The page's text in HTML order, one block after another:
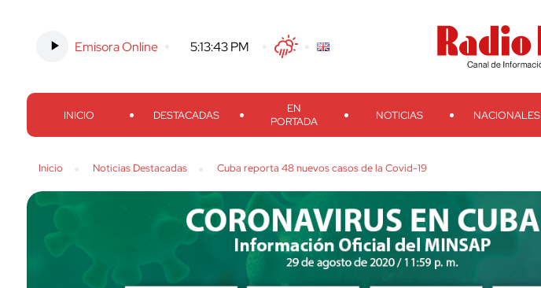
Emisora Online 5:13:44 PM TwitterFacebook
Threads
Instagram TelegramTeveo Ivoox RSS
INICIO DESTACADAS
EN
PORTADA
NOTICIAS NACIONALES
Inicio Noticias Destacadas Cuba reporta 48 nuevos casos de la Covid-19